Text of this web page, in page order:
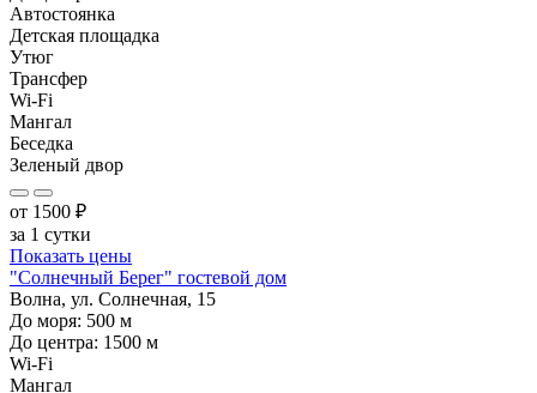
Автостоянка
Детская площадка
Утюг
Трансфер
Wi-Fi
Мангал
Беседка
Зеленый двор
от 1500 ₽
за 1 сутки
Показать цены
"Солнечный Берег" гостевой дом
Волна, ул. Солнечная, 15
До моря: 500 м
До центра: 1500 м
Wi-Fi
Мангал